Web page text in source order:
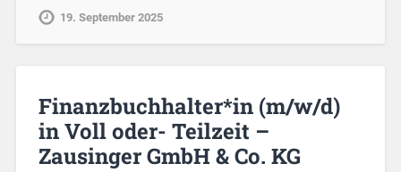
19. September 2025
Finanzbuchhalter*in (m/w/d)
in Voll oder- Teilzeit –
Zausinger GmbH & Co. KG